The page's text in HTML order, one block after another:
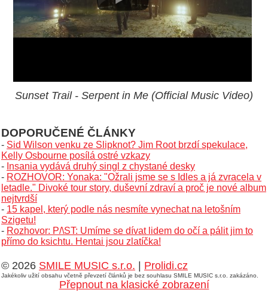
Sunset Trail - Serpent in Me (Official Music Video)
DOPORUČENÉ ČLÁNKY
- Sid Wilson venku ze Slipknot? Jim Root brzdí spekulace,
Kelly Osbourne posílá ostré vzkazy
- Insania vydává druhý singl z chystané desky
- ROZHOVOR: Yonaka: "Ožrali jsme se s Idles a já zvracela v
letadle." Divoké tour story, duševní zdraví a proč je nové album
nejtvrdší
- 15 kapel, který podle nás nesmíte vynechat na letošním
Szigetu!
- Rozhovor: P/\ST: Umíme se dívat lidem do očí a pálit jim to
přímo do ksichtu. Hentai jsou zlatíčka!
© 2026 SMILE MUSIC s.r.o. Prolidi.cz
Jakékoliv užití obsahu včetně převzetí článků je bez souhlasu SMILE MUSIC s.r.o. zakázáno.
Přepnout na klasické zobrazení